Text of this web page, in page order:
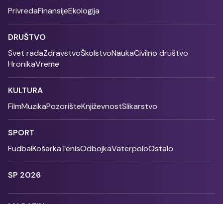
PrivredaFinansijeEkologija
DRUŠTVO
Svet radaZdravstvoŠkolstvoNaukaCivilno društvo
HronikaVreme
KULTURA
FilmMuzikaPozorišteKnjiževnostSlikarstvo
SPORT
FudbalKošarkaTenisOdbojkaVaterpoloOstalo
SP 2026